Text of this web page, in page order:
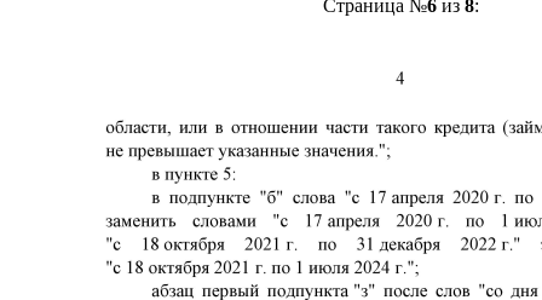
Страница №6из 8: